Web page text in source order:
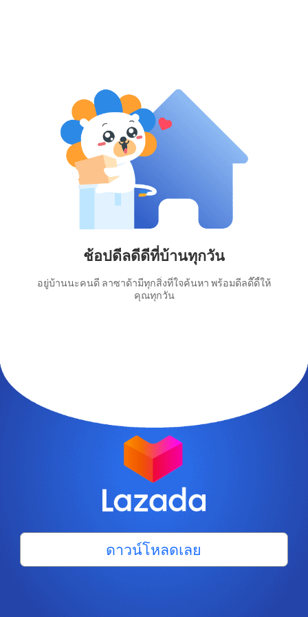
ช้อปดีลดีดีที่บ้านทุกวัน
อยู่บ้านนะคนดี ลาซาด้ามีทุกสิ่งที่ใจค้นหา พร้อมดีลดี๊ดี้ให้
คุณทุกวัน
ดาวน์โหลดเลย